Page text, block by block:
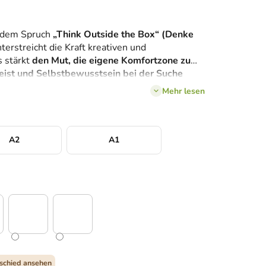
Spruch „Think Outside the Box“ (Denke
die Kraft kreativen und
stärktden Mut, die eigene Komfortzone zu
und Selbstbewusstsein bei der Suche
Schwarz-Weiß-Typografie wirkt
Wandbild ideal für Büros, Arbeitszimmer
in denen Fokus und Inspiration gefördert
Mehr lesen
A2 A1
ansehen